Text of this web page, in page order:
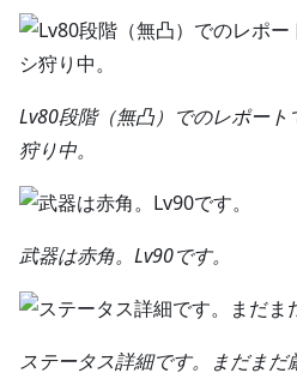
Lv80段階（無凸）でのレポー
狩り中。
武器は赤角。Lv90です。
ステータス詳細です。まだまだ